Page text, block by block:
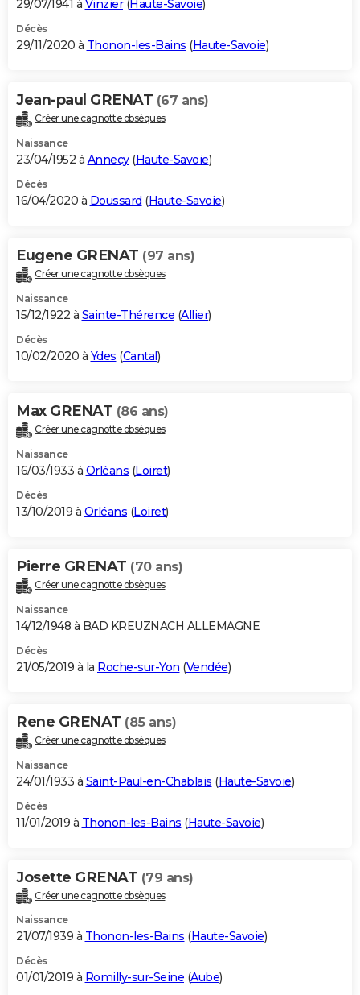
29/07/1941 à Vinzier(Haute-Savoie)
Décès
29/11/2020 à Thonon-les-Bains (Haute-Savoie)
Jean-paul GRENAT (67 ans)
Créer une cagnotte obsèques
Naissance
23/04/1952 à Annecy(Haute-Savoie)
Décès
16/04/2020 à Doussard (Haute-Savoie)
Eugene GRENAT (97 ans)
Créer une cagnotte obsèques
Naissance
15/12/1922 à Sainte-Thérence (Allier)
Décès
10/02/2020 à Ydes (Cantal)
Max GRENAT (86 ans)
Créer une cagnotte obsèques
Naissance
16/03/1933 à Orléans (Loiret)
Décès
13/10/2019 à Orléans (Loiret)
Pierre GRENAT (70 ans)
Créer une cagnotte obsèques
Naissance
14/12/1948 à BAD KREUZNACH ALLEMAGNE
Décès
21/05/2019 à la Roche-sur-Yon (Vendée)
Rene GRENAT (85 ans)
Créer une cagnotte obsèques
Naissance
24/01/1933 à Saint-Paul-en-Chablais (Haute-Savoie)
Décès
11/01/2019 à Thonon-les-Bains (Haute-Savoie)
Josette GRENAT (79 ans)
Créer une cagnotte obsèques
Naissance
21/07/1939 à Thonon-les-Bains (Haute-Savoie)
Décès
01/01/2019 à Romilly-sur-Seine (Aube)